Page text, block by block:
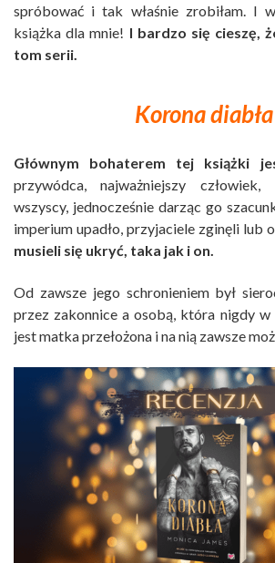
spróbować i tak właśnie zrobiłam. I
książka dla mnie! I bardzo się cieszę,
tom serii.
Korona diabła
Głównym bohaterem tej książki
przywódca, najważniejszy
wszyscy, jednocześnie darząc go
imperium upadło, przyjaciele zginęli lub
musieli się ukryć, taka jak i on.
Od zawsze jego schronieniem był
przez zakonnice a osobą, która nigdy w
jest matka przełożona i na nią zawsze